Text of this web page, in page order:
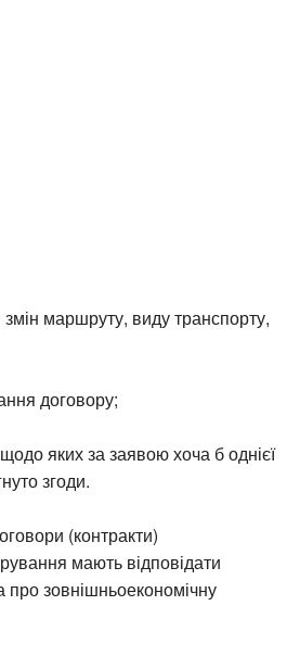
маршруту, виду транспорту,
договору;
яких за заявою хоча б однієї
згоди.
(контракти)
мають відповідати
зовнішньоекономічну